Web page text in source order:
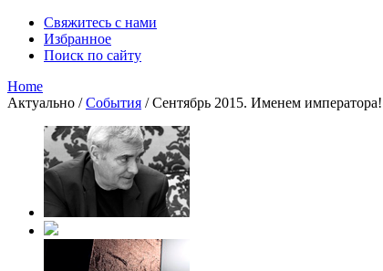
Свяжитесь с нами
Избранное
Поиск по сайту
Home
Актуально /События /Сентябрь 2015. Именем императора!